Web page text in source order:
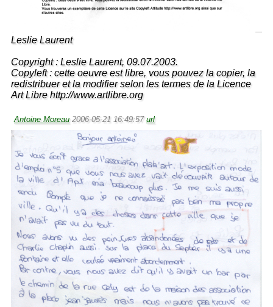
Leslie Laurent
Copyright : Leslie Laurent, 09.07.2003.
Copyleft : cette oeuvre est libre, vous pouvez la copier, la
redistribuer et la modifier selon les termes de la Licence
Art Libre http://www.artlibre.org
Antoine Moreau 2006-05-21 16:49:57 url